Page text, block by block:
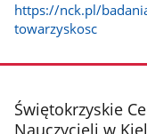
https://nck.pl/
towarzyskosc
stopka
Świętokrzyskie
Nauczycieli w